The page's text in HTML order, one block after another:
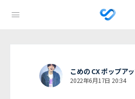
こめの CX ポップア
2022年6月17日 20:34